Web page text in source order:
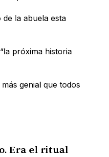
la abuela esta
próxima historia
genial que todos
Era el ritual